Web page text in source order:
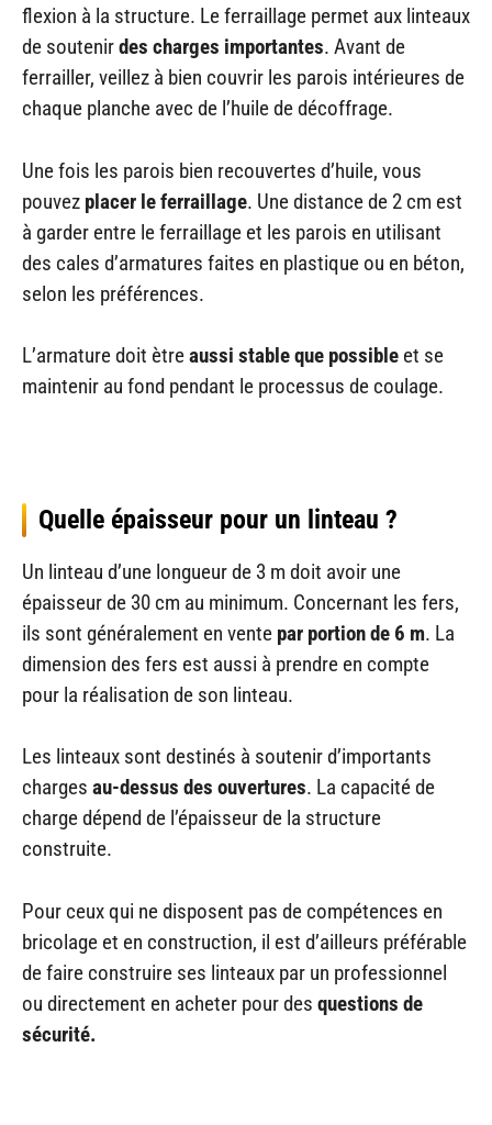
flexion à la structure. Le ferraillage permet aux linteaux
de soutenirdes charges importantes. Avant de
ferrailler, veillez à bien couvrir les parois intérieures de
chaque planche avec de l’huile de décoffrage.
Une fois les parois bien recouvertes d’huile, vous
pouvez placer le ferraillage. Une distance de 2 cm est
à garder entre le ferraillage et les parois en utilisant
des cales d’armatures faites en plastique ou en béton,
selon les préférences.
L’armature doit ètreaussi stable que possible et se
maintenir au fond pendant le processus de coulage.
Quelle épaisseur pour un linteau ?
Un linteau d’une longueur de 3 m doit avoir une
épaisseur de 30 cm au minimum. Concernant les fers,
ils sont généralement en vente par portion de 6 m. La
dimension des fers est aussi à prendre en compte
pour la réalisation de son linteau.
Les linteaux sont destinés à soutenir d’importants
charges au-dessus des ouvertures. La capacité de
charge dépend de l’épaisseur de la structure
construite.
Pour ceux qui ne disposent pas de compétences en
bricolage et en construction, il est d’ailleurs préférable
de faire construire ses linteaux par un professionnel
ou directement en acheter pour des questions de
sécurité.